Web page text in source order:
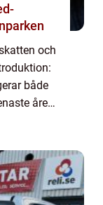
och
både
året